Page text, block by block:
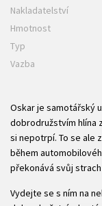
Nakladatelství
Hmotnost
Typ
Vazba
Oskar je samotářský
dobrodružstvím hlína
si nepotrpí. To se ale
během
překonává svůj
Vydejte se s ním na